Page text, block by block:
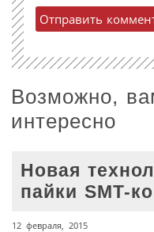
Возможно,
интересно
Новая
пайки SMT-
12 февраля, 2015